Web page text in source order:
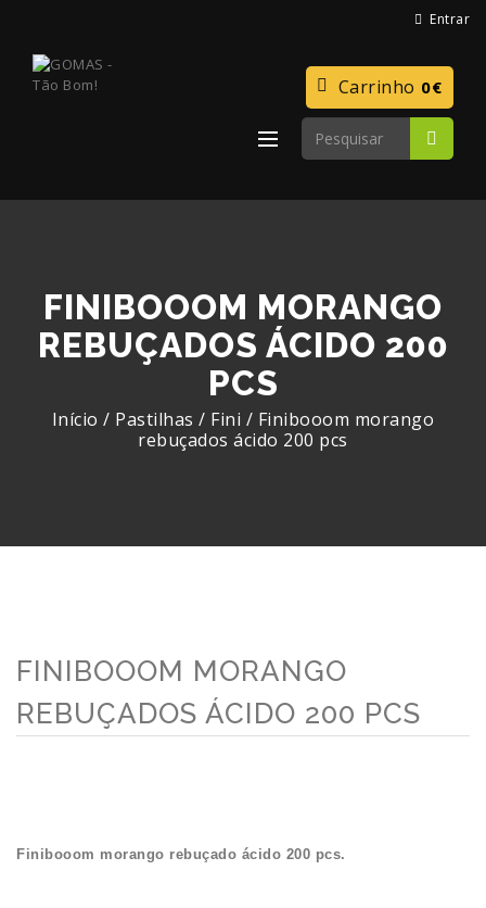
Entrar
Carrinho 0€
FINIBOOOM MORANGO
REBUÇADOS ÁCIDO 200
PCS
Início / Pastilhas / Fini / Finibooom morango
rebuçados ácido 200 pcs
FINIBOOOM MORANGO
REBUÇADOS ÁCIDO 200 PCS
Finibooom morango rebuçado ácido 200 pcs.